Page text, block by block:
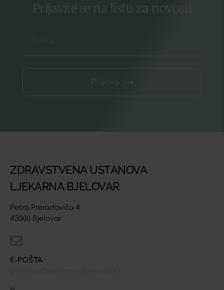
Prijavite se na listu za novosti
Prijava ⟶
ZDRAVSTVENA USTANOVA
LJEKARNA BJELOVAR
Petra Preradovića 4
43000 Bjelovar
E-POŠTA